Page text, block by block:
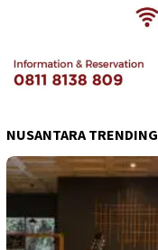
NUSANTARA TRENDING